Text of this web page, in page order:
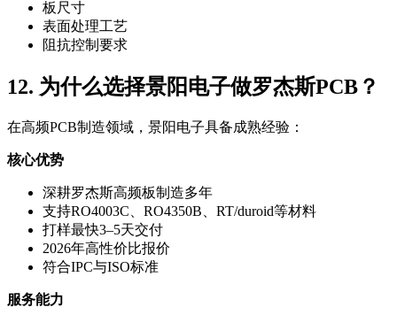
板尺寸
表面处理工艺
阻抗控制要求
12. 为什么选择景阳电子做罗杰斯PCB？
在高频PCB制造领域，景阳电子具备成熟经验：
核心优势
深耕罗杰斯高频板制造多年
支持RO4003C、RO4350B、RT/duroid等材料
打样最快3–5天交付
2026年高性价比报价
符合IPC与ISO标准
服务能力